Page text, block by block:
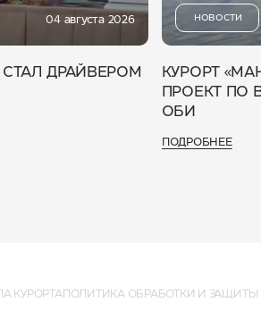
04 августа 2026
ДРАЙВЕРОМ
НОВОСТИ
КУРОРТ
ПРОЕКТ ПО
ОБИ
ПОДРОБНЕЕ
КУРОРТА ПОЛИТИКА ОБРАБОТКИ И